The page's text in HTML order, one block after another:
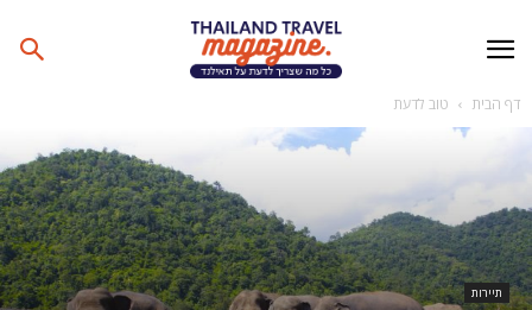
דף הבית טוב לדעת
תיירות